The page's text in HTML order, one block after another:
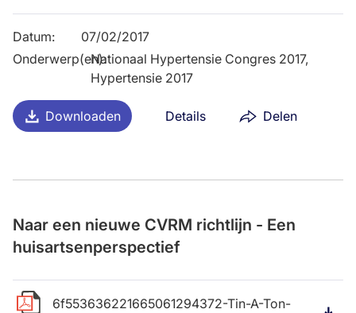
Downloaden Details Delen
Datum:
07/02/2017
Onderwerp(en):
Nationaal Hypertensie Congres 2017,
Hypertensie 2017
Naar een nieuwe CVRM richtlijn - Een
huisartsenperspectief
6f553636221665061294372-Tin-A-Ton-